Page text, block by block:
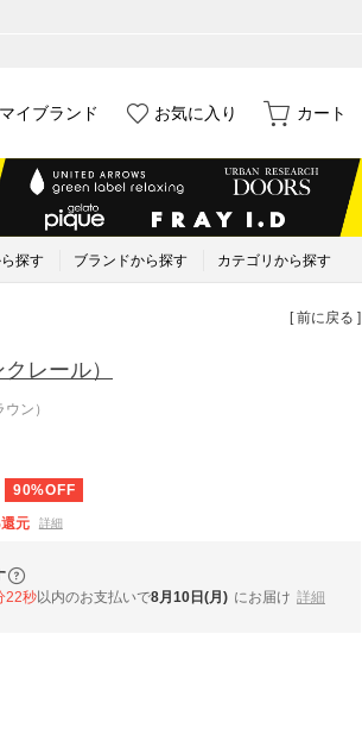
マイブランド お気に入り カート
探す ブランドから探す カテゴリから探す
[ 前に戻る ]
クレール）
ン）
90%OFF
元 詳細
21秒以内のお支払いで8月10日(月) にお届け 詳細